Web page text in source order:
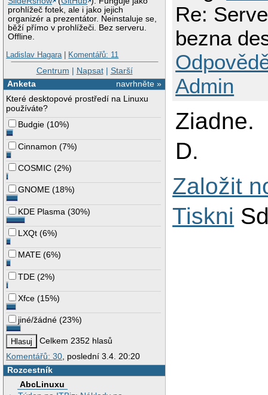
prohlížeč fotek, ale i jako jejich
organizér a prezentátor. Neinstaluje se,
běží přímo v prohlížeči. Bez serveru.
Offline.
Ladislav Hagara| Komentářů: 11
Centrum | Napsat| Starší
navrhněte »
Anketa
Které desktopové prostředí na Linuxu
používáte?
Budgie (10%)
Cinnamon (7%)
COSMIC (2%)
GNOME (18%)
KDE Plasma (30%)
LXQt (6%)
MATE (6%)
TDE (2%)
Xfce (15%)
jiné/žádné (23%)
Celkem 2352 hlasů
Komentářů: 30 , poslední 3.4. 20:20
Rozcestník
AbcLinuxu
Re:
bezna
Admin
Ziadne.
D.
Založit
Tiskni